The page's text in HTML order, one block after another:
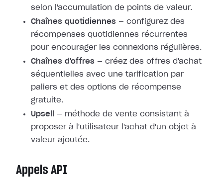
selon l'accumulation de points de valeur.
Chaînes quotidiennes — configurez des
récompenses quotidiennes récurrentes
pour encourager les connexions régulières.
Chaînes d'offres — créez des offres d'achat
séquentielles avec une tarification par
paliers et des options de récompense
gratuite.
Upsell
— méthode de vente consistant à
proposer à l'utilisateur l'achat d'un objet à
valeur ajoutée.
Appels API